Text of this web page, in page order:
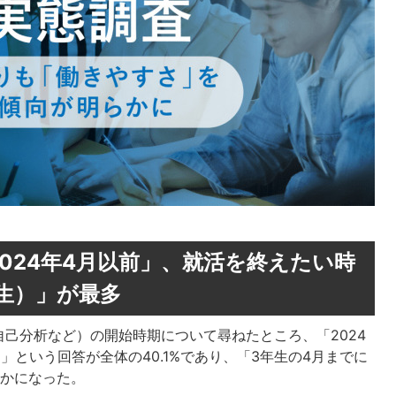
年4月以前」、就活を終えたい時
）」が最多
分析など）の開始時期について尋ねたところ、「2024
という回答が全体の40.1%であり、「3年生の4月までに
になった。